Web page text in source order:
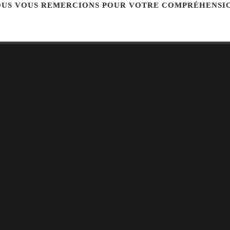
VOUS REMERCIONS POUR VOTRE